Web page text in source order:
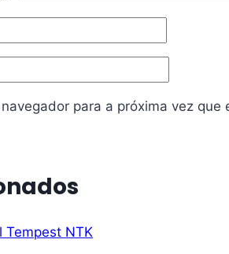
para a próxima vez que